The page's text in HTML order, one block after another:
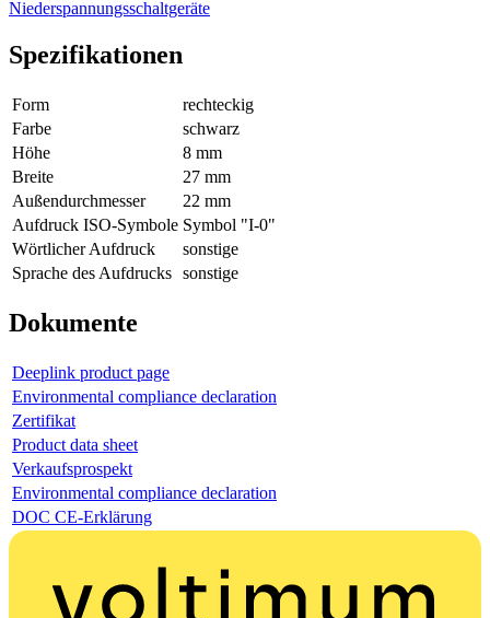
Niederspannungsschaltgeräte
Spezifikationen
Form
rechteckig
Farbe
schwarz
Höhe
8 mm
Breite
27 mm
Außendurchmesser
22 mm
Aufdruck ISO-Symbole Symbol "I-0"
Wörtlicher Aufdruck
sonstige
Sprache des Aufdrucks sonstige
Dokumente
Deeplink product page
Environmental compliance declaration
Zertifikat
Product data sheet
Verkaufsprospekt
Environmental compliance declaration
DOC CE-Erklärung